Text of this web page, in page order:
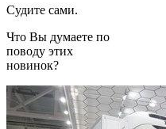
Судите сами.
Что Вы думаете по
поводу этих
новинок?